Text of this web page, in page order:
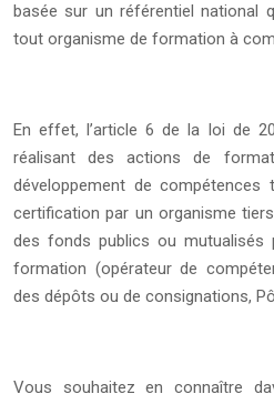
basée sur un référentiel national
tout organisme de formation à
En effet, l’article 6 de la loi de
réalisant des actions de
développement de
certification par un organisme
des fonds publics ou mutualisés
formation (opérateur de
des dépôts ou de consignations,
Vous souhaitez en connaître